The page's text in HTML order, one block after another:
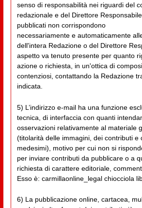
senso di responsabilità nei riguardi del
redazionale e del Direttore
pubblicati non corrispondono
necessariamente e automaticamente
dell'intera Redazione o del Direttore
aspetto va tenuto presente per quanto
azione o richiesta, in un'ottica di
contenziosi, contattando la Redazione
indicata.
5) L’indirizzo e-mail ha una funzione
tecnica, di interfaccia con quanti
osservazioni relativamente al materiale
(titolarità delle immagini, dei contributi e
medesimi), motivo per cui non si
per inviare contributi da pubblicare o a
richiesta di carattere editoriale,
Esso è: carmillaonline_legal chiocciola
6) La pubblicazione online, cartacea,